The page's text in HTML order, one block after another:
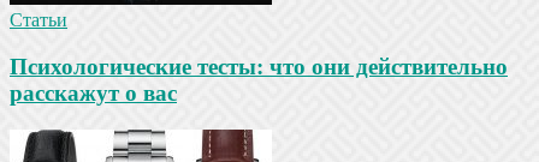
Статьи
Психологические тесты: что они действительно
расскажут о вас